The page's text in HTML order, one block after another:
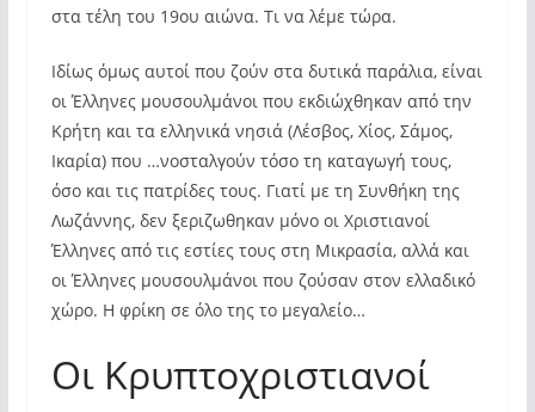
στα τέλη του 19ου αιώνα. Τι να λέμε τώρα.
Ιδίως όμως αυτοί που ζούν στα δυτικά παράλια, είναι
οι Έλληνες μουσουλμάνοι που εκδιώχθηκαν από την
Κρήτη και τα ελληνικά νησιά (Λέσβος, Χίος, Σάμος,
Ικαρία) που …νοσταλγούν τόσο τη καταγωγή τους,
όσο και τις πατρίδες τους. Γιατί με τη Συνθήκη της
Λωζάννης, δεν ξεριζωθηκαν μόνο οι Χριστιανοί
Έλληνες από τις εστίες τους στη Μικρασία, αλλά και
οι Έλληνες μουσουλμάνοι που ζούσαν στον ελλαδικό
χώρο. Η φρίκη σε όλο της το μεγαλείο…
Οι Κρυπτοχριστιανοί